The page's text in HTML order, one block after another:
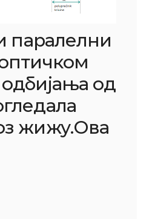
паралелни
од
жижу.Ова